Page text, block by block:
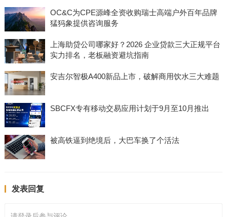
OC&C为CPE源峰全资收购瑞士高端户外百年品牌
猛犸象提供咨询服务
上海助贷公司哪家好？2026 企业贷款三大正规平台
实力排名，老板融资避坑指南
安吉尔智极A400新品上市，破解商用饮水三大难题
SBCFX专有移动交易应用计划于9月至10月推出
被高铁逼到绝境后，大巴车换了个活法
发表回复